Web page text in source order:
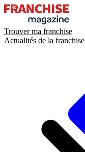
Trouver ma franchise
Actualités de la franchise